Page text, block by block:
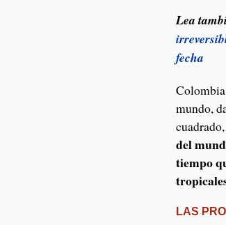
Lea
fecha
mundo,
del
tiempo
LAS